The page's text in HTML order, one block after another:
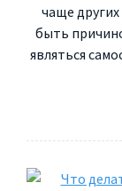
чаще
быть
являться